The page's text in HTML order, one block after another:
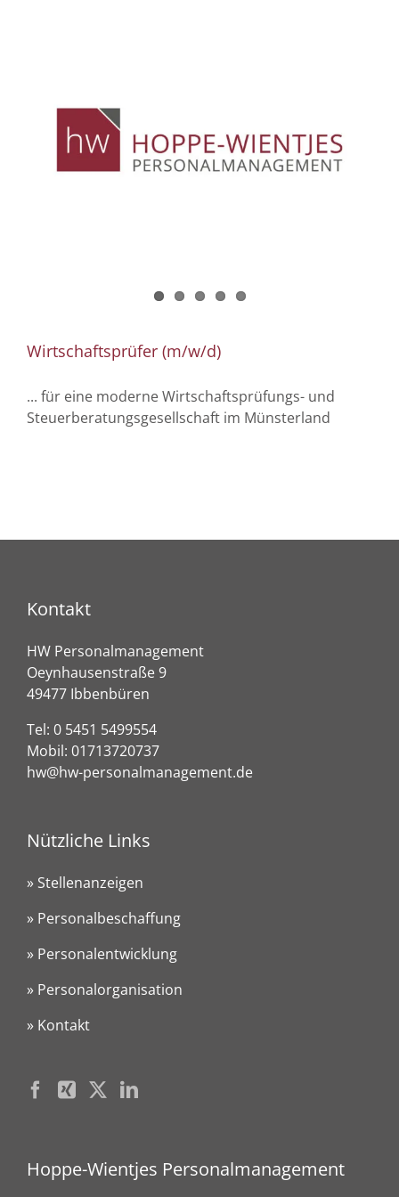
Wirtschaftsprüfer (m/w/d)
... für eine moderne Wirtschaftsprüfungs- und
Steuerberatungsgesellschaft im Münsterland
Kontakt
HW Personalmanagement
Oeynhausenstraße 9
49477 Ibbenbüren
Tel: 0 5451 5499554
Mobil: 01713720737
hw@hw-personalmanagement.de
Nützliche Links
» Stellenanzeigen
» Personalbeschaffung
» Personalentwicklung
» Personalorganisation
» Kontakt
Hoppe-Wientjes Personalmanagement